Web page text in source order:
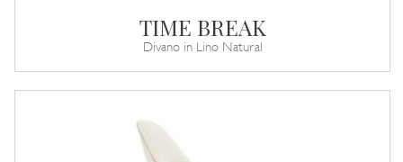
TIME BREAK
Divano in Lino Natural